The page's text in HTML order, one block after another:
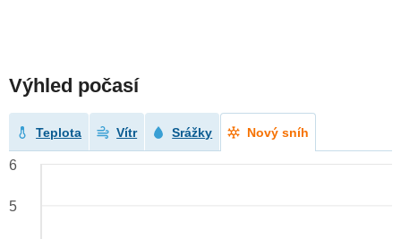
Výhled počasí
Teplota Vítr Srážky Nový sníh
6
5